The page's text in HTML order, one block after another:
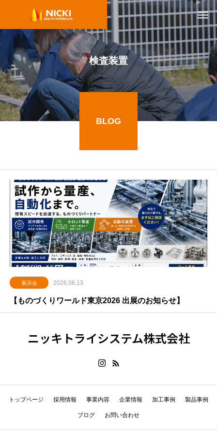
検査装置
BLOG
展示会 2026.06.13
【ものづくりワールド東京2026 出展のお知らせ】
ニッキトライシステム株式会社
トップページ 採用情報 事業内容 企業情報 加工事例 製品事例
ブログ お問い合わせ